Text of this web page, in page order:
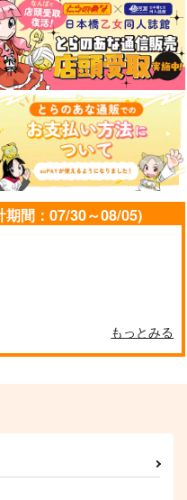
期間：07/30～08/05)
もっとみる